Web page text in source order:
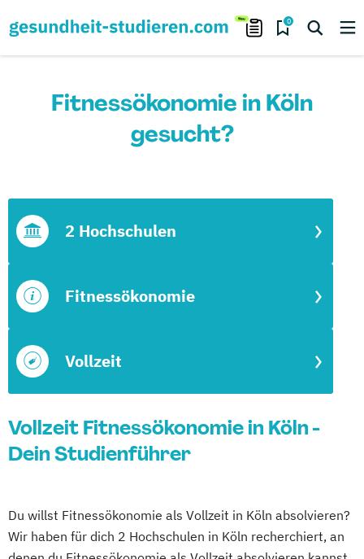
0
Fitnessökonomie in Köln
gesucht?
Vollzeit
Fitnessökonomie
2 Hochschulen
Vollzeit Fitnessökonomie in Köln -
Dein Studienführer
Du willst Fitnessökonomie als Vollzeit in Köln absolvieren?
Wir haben für dich 2 Hochschulen in Köln recherchiert, an